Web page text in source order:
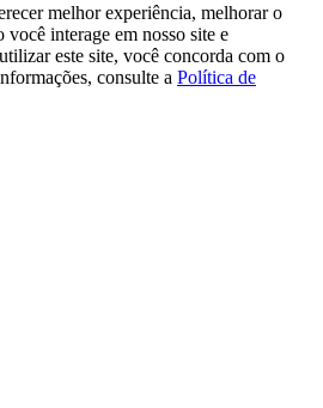
melhor experiência, melhorar o
você interage em nosso site e
este site, você concorda com o
consulte a Política de